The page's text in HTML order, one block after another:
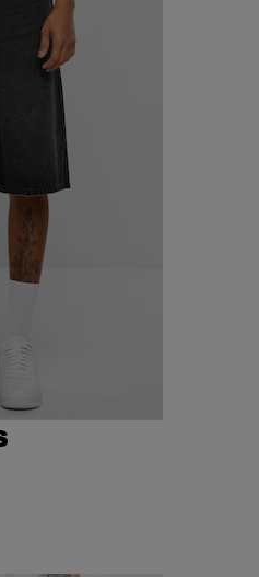
49,99 EUR